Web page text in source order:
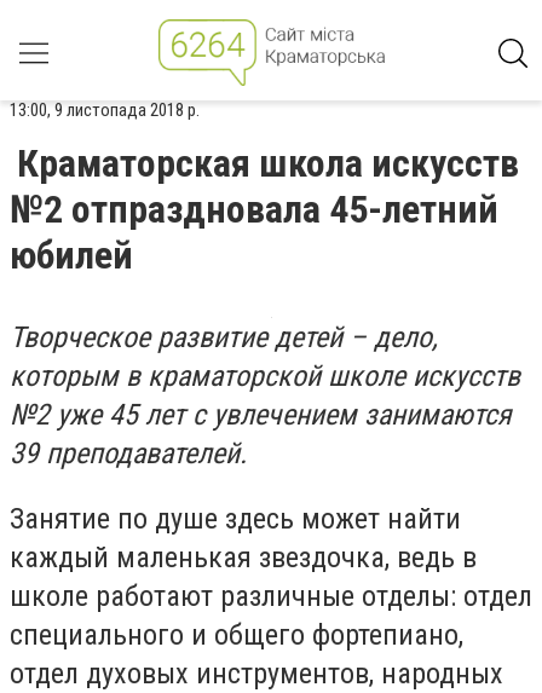
13:00, 9 листопада 2018 р.
Краматорская школа искусств
№2 отпраздновала 45-летний
юбилей
Творческое развитие детей – дело,
которым в краматорской школе искусств
№2 уже 45 лет с увлечением занимаются
39 преподавателей.
Занятие по душе здесь может найти
каждый маленькая звездочка, ведь в
школе работают различные отделы: отдел
специального и общего фортепиано,
отдел духовых инструментов, народных